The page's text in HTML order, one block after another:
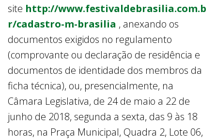
site http://www.festivaldebrasilia.com.b
r/cadastro-m-brasilia , anexando os
documentos exigidos no regulamento
(comprovante ou declaração de residência e
documentos de identidade dos membros da
ficha técnica), ou, presencialmente, na
Câmara Legislativa, de 24 de maio a 22 de
junho de 2018, segunda a sexta, das 9 às 18
horas, na Praça Municipal, Quadra 2, Lote 06,